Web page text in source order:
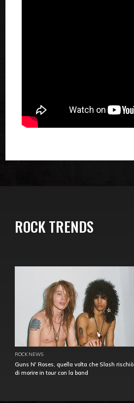
ROCK TRENDS
ROCK NEWS
Guns N' Roses, quella volta che Slash rischiò
di morire in tour con la band